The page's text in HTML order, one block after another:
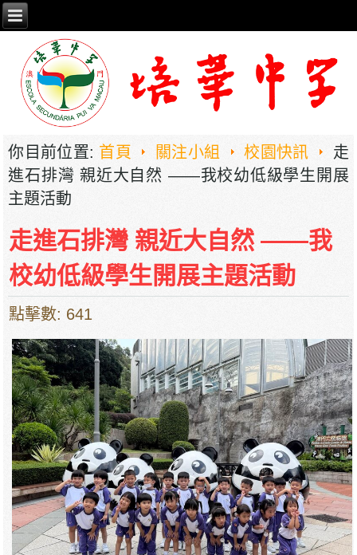
你目前位置: 首頁 關注小組 校園快訊
走
進石排灣 親近大自然 ——我校幼低級學生開展
主題活動
走進石排灣 親近大自然 ——我
校幼低級學生開展主題活動
點擊數: 641